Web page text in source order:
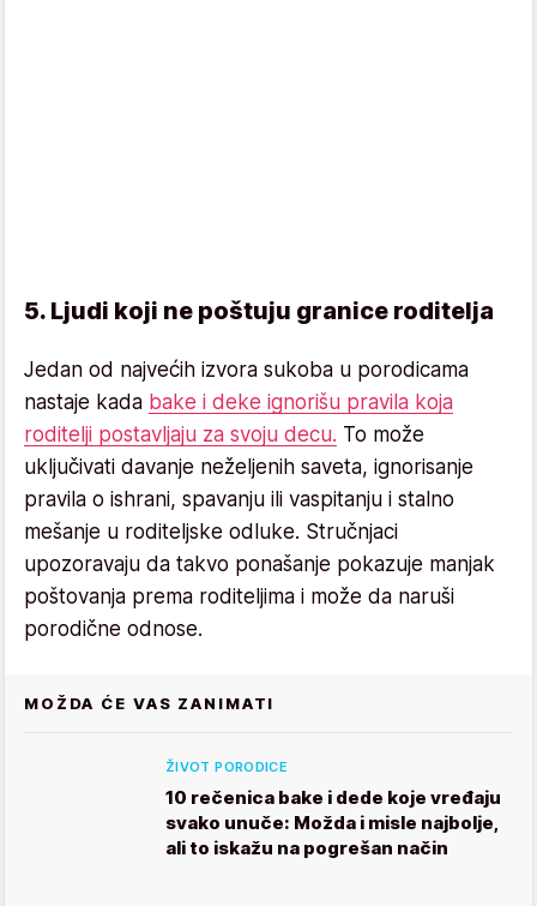
5. Ljudi koji ne poštuju granice roditelja
Jedan od najvećih izvora sukoba u porodicama
nastaje kada bake i deke ignorišu pravila koja
roditelji postavljaju za svoju decu. To može
uključivati davanje neželjenih saveta, ignorisanje
pravila o ishrani, spavanju ili vaspitanju i stalno
mešanje u roditeljske odluke. Stručnjaci
upozoravaju da takvo ponašanje pokazuje manjak
poštovanja prema roditeljima i može da naruši
porodične odnose.
MOŽDA ĆE VAS ZANIMATI
ŽIVOT PORODICE
10 rečenica bake i dede koje vređaju
svako unuče: Možda i misle najbolje,
ali to iskažu na pogrešan način